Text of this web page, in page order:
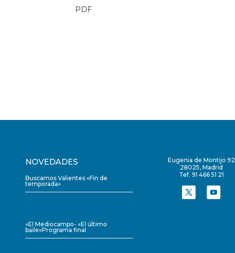
PDF
NOVEDADES
Buscamos Valientes «Fin de
temporada»
«El Mediocampo- «El último
baile»Programa final
Eugenia de Montijo 92
28025, Madrid
Tef. 91 466 51 21